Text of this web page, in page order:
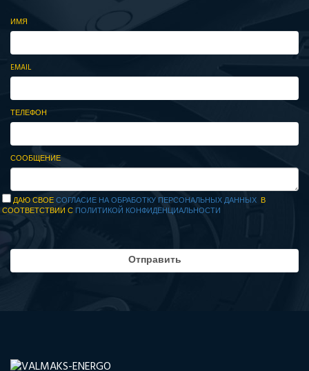
ИМЯ
EMAIL
ТЕЛЕФОН
СООБЩЕНИЕ
ДАЮ СВОЕСОГЛАСИЕ НА ОБРАБОТКУ ПЕРСОНАЛЬНЫХ ДАННЫХ В
СООТВЕТСТВИИ С ПОЛИТИКОЙ КОНФИДЕНЦИАЛЬНОСТИ